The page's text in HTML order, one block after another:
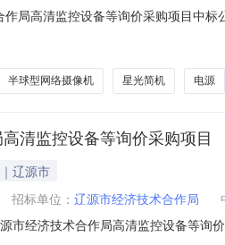
作局高清监控设备等询价采购项目中
4、发布信息公告日期：2018年7月
半球型网络摄像机 星光简机 电源
清监控设备等询价采购项目
辽源市
招标单位： 辽源市经济技术合作局
市经济技术合作局高清监控设备等询